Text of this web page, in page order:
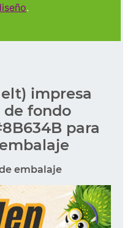
.
impresa
de fondo
para
embalaje